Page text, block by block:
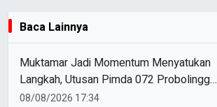
Baca Lainnya
Muktamar Jadi Momentum Menyatukan
Langkah, Utusan Pimda 072 Probolinggo
Bawa Harapan untuk Tapak Suci
08/08/2026 17:34